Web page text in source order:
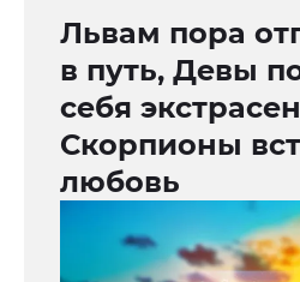
Львам пора
в путь, Девы
себя
Скорпионы
любовь